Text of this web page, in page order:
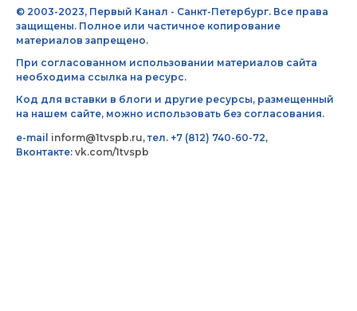
© 2003-2023, Первый Канал - Санкт-Петербург. Все права
защищены. Полное или частичное копирование
материалов запрещено.
При согласованном использовании материалов сайта
необходима ссылка на ресурс.
Код для вставки в блоги и другие ресурсы, размещенный
на нашем сайте, можно использовать без согласования.
e-mail inform@1tvspb.ru, тел. +7 (812) 740-60-72,
Вконтакте: vk.com/1tvspb